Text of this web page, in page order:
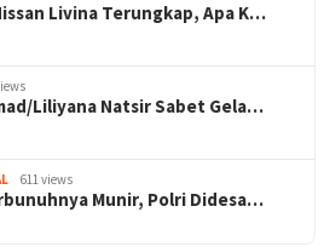
Livina Terungkap, Apa K…
Liliyana Natsir Sabet Gela…
611 views
Munir, Polri Didesa…